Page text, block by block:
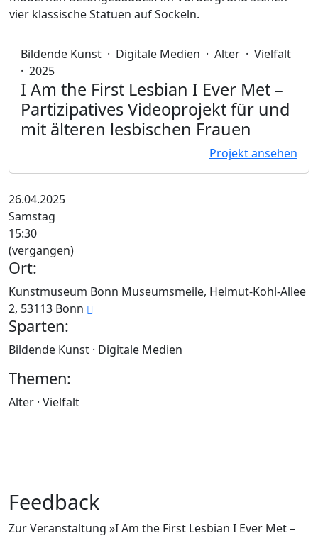
Bildende Kunst · Digitale Medien · Alter · Vielfalt
· 2025
I Am the First Lesbian I Ever Met –
Partizipatives Videoprojekt für und
mit älteren lesbischen Frauen
Projekt ansehen
Veranstaltungsdatum
26.04.2025
Samstag
15:30
(vergangen)
Ort:
Kunstmuseum Bonn Museumsmeile, Helmut-Kohl-Allee
2, 53113 Bonn
Sparten:
Bildende Kunst · Digitale Medien
Themen:
Alter · Vielfalt
Feedback
Zur Veranstaltung »I Am the First Lesbian I Ever Met –